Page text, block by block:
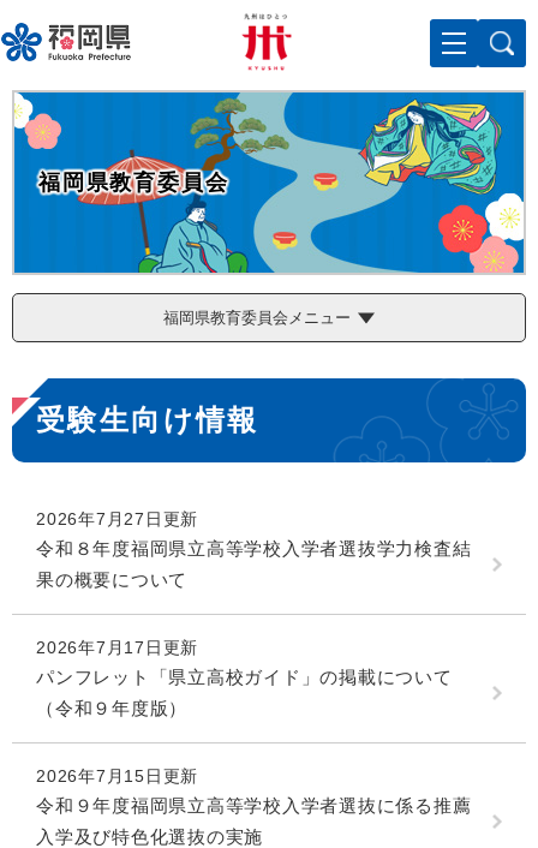
ー
ジ
の
先
メニューを飛ばして本文へ
福岡県教育委員会
福岡県教育委員会メニュー
本
文
受験生向け情報
2026年7月27日更新
令和８年度福岡県立高等学校入学者選抜学力検査結
果の概要について
2026年7月17日更新
パンフレット「県立高校ガイド」の掲載について
（令和９年度版）
2026年7月15日更新
令和９年度福岡県立高等学校入学者選抜に係る推薦
入学及び特色化選抜の実施